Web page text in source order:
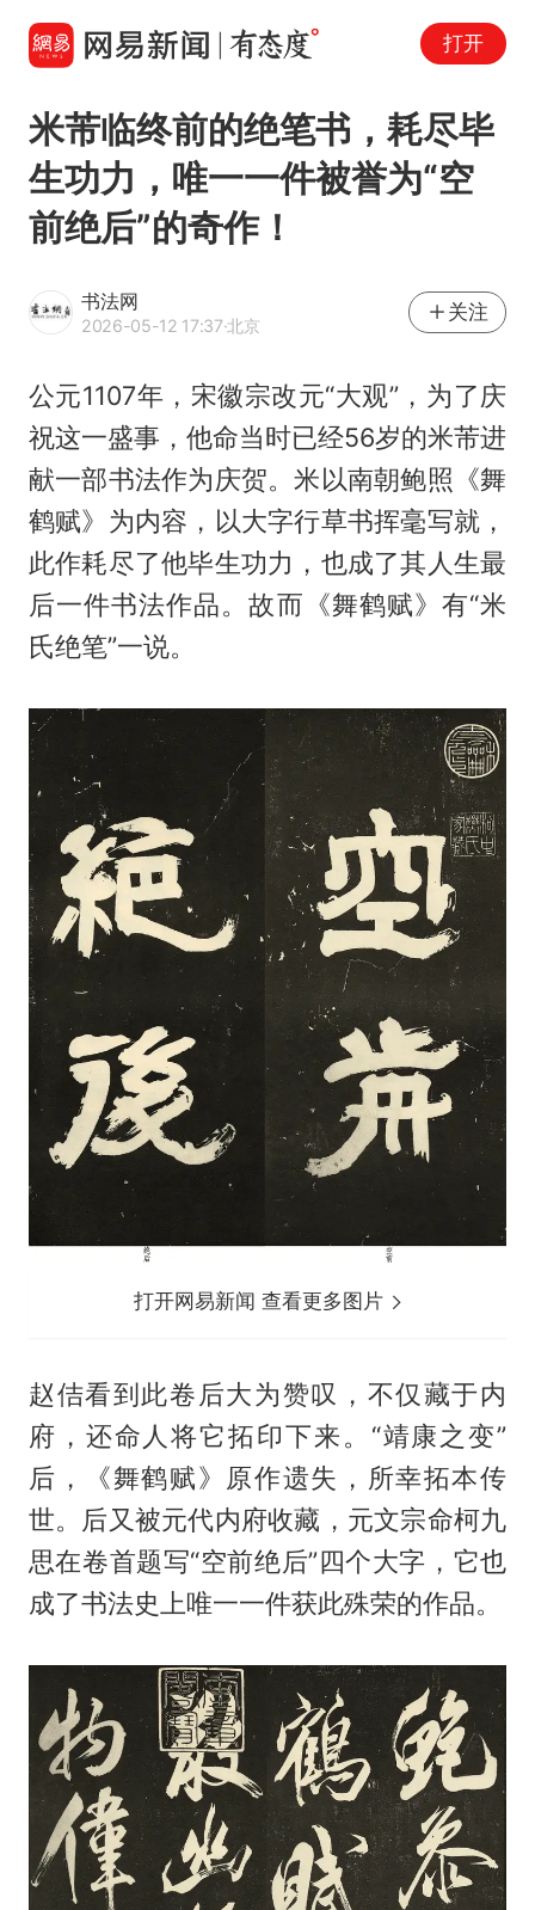
打开
米芾临终前的绝笔书，耗尽毕
生功力，唯一一件被誉为“空
前绝后”的奇作！
书法网
2026-05-12 17:37·北京
关注
公元1107年，宋徽宗改元“大观”，为了庆
祝这一盛事，他命当时已经56岁的米芾进
献一部书法作为庆贺。米以南朝鲍照《舞
鹤赋》为内容，以大字行草书挥毫写就，
此作耗尽了他毕生功力，也成了其人生最
后一件书法作品。故而《舞鹤赋》有“米
氏绝笔”一说。
打开网易新闻 查看更多图片
赵佶看到此卷后大为赞叹，不仅藏于内
府，还命人将它拓印下来。“靖康之变”
后，《舞鹤赋》原作遗失，所幸拓本传
世。后又被元代内府收藏，元文宗命柯九
思在卷首题写“空前绝后”四个大字，它也
成了书法史上唯一一件获此殊荣的作品。